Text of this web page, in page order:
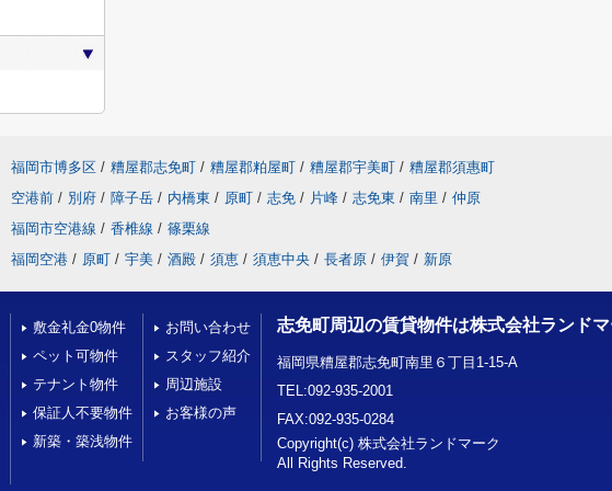
福岡市博多区 / 糟屋郡志免町 / 糟屋郡粕屋町 / 糟屋郡宇美町 / 糟屋郡須惠町
空港前 / 別府 / 障子岳 / 内橋東 / 原町 / 志免 / 片峰 / 志免東 / 南里 / 仲原
福岡市空港線 / 香椎線 / 篠栗線
福岡空港 / 原町 / 宇美 / 酒殿 / 須恵 / 須恵中央 / 長者原 / 伊賀 / 新原
敷金礼金0物件
ペット可物件
テナント物件
保証人不要物件
新築・築浅物件
お問い合わせ
スタッフ紹介
周辺施設
お客様の声
志免町周辺の賃貸物件は株式会社ランド
福岡県糟屋郡志免町南里６丁目1-15-A
TEL:092-935-2001
FAX:092-935-0284
Copyright(c) 株式会社ランドマーク
All Rights Reserved.